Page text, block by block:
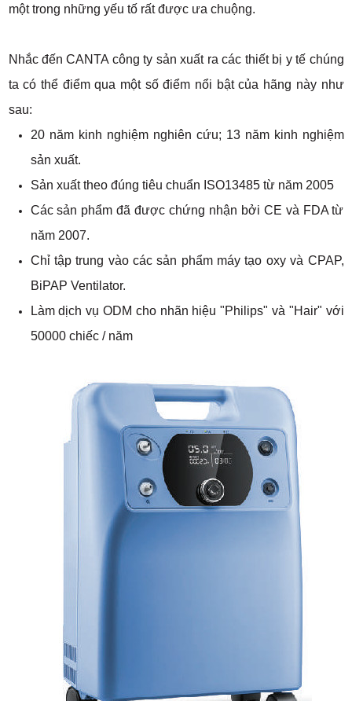
một trong những yếu tố rất được ưa chuộng.
Nhắc đến CANTA công ty sản xuất ra các thiết bị y tế chúng
ta có thể điểm qua một số điểm nổi bật của hãng này như
sau:
20 năm kinh nghiệm nghiên cứu; 13 năm kinh nghiệm
sản xuất.
Sản xuất theo đúng tiêu chuẩn ISO13485 từ năm 2005
Các sản phẩm đã được chứng nhận bởi CE và FDA từ
năm 2007.
Chỉ tập trung vào các sản phẩm máy tạo oxy và CPAP,
BiPAP Ventilator.
Làm dịch vụ ODM cho nhãn hiệu "Philips" và "Hair" với
50000 chiếc / năm